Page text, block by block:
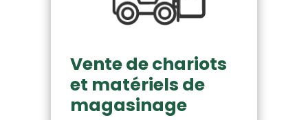
Vente de chariots
et matériels de
magasinage